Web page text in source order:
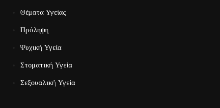
Θέματα Υγείας
Πρόληψη
Ψυχική Υγεία
Στοματική Υγεία
Σεξουαλική Υγεία